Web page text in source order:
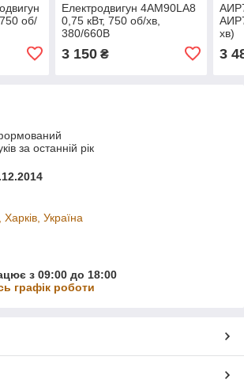
об/
Електродвигун 4АМ90LА8
0,75 кВт, 750 об/хв,
380/660В
3 150₴
хв)
3
за останній рік
Україна
з 09:00 до 18:00
графік роботи